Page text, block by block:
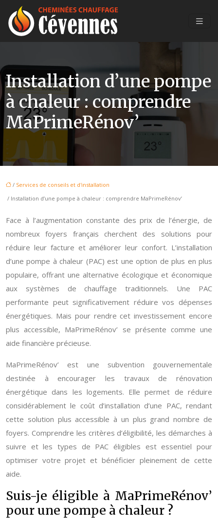
Installation d’une pompe
à chaleur : comprendre
MaPrimeRénov’
/ Services de conseils et d'installation
/ Installation d’une pompe à chaleur : comprendre MaPrimeRénov’
Face à l’augmentation constante des prix de l’énergie, de
nombreux foyers français cherchent des solutions pour
réduire leur facture et améliorer leur confort. L’installation
d’une pompe à chaleur (PAC) est une option de plus en plus
populaire, offrant une alternative écologique et économique
aux systèmes de chauffage traditionnels. Une PAC
performante peut significativement réduire vos dépenses
énergétiques. Mais pour rendre cet investissement encore
plus accessible, MaPrimeRénov’ se présente comme une
aide financière précieuse.
MaPrimeRénov’ est une subvention gouvernementale
destinée à encourager les travaux de rénovation
énergétique dans les logements. Elle permet de réduire
considérablement le coût d’installation d’une PAC, rendant
cette solution plus accessible à un plus grand nombre de
foyers. Comprendre les critères d’éligibilité, les démarches à
suivre et les types de PAC éligibles est essentiel pour
optimiser votre projet et bénéficier pleinement de cette
aide.
Suis-je éligible à MaPrimeRénov’
pour une pompe à chaleur ?